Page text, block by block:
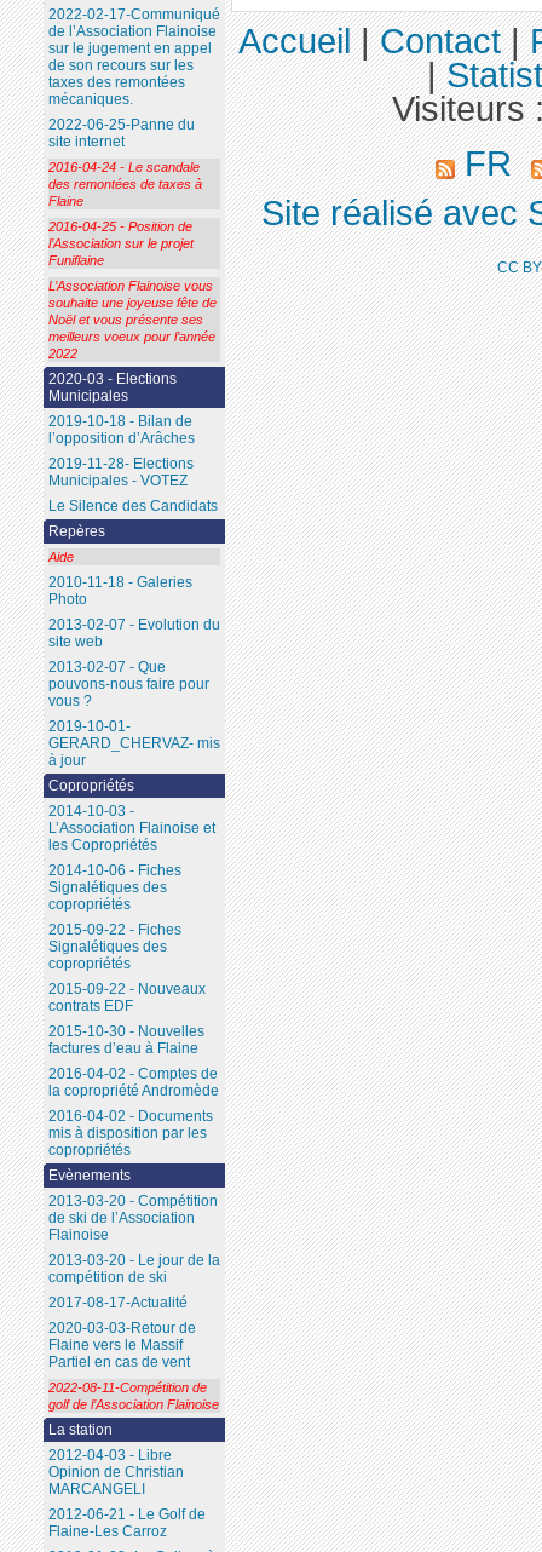
2022-02-17-Communiqué
de l’Association Flainoise
sur le jugement en appel
de son recours sur les
taxes des remontées
mécaniques.
2022-06-25-Panne du
site internet
2016-04-24 - Le scandale
des remontées de taxes à
Flaine
2016-04-25 - Position de
l’Association sur le projet
Funiflaine
L’Association Flainoise vous
souhaite une joyeuse fête de
Noël et vous présente ses
meilleurs voeux pour l’année
2022
2020-03 - Elections
Municipales
2019-10-18 - Bilan de
l’opposition d’Arâches
2019-11-28- Elections
Municipales - VOTEZ
Le Silence des Candidats
Repères
Aide
2010-11-18 - Galeries
Photo
2013-02-07 - Evolution du
site web
2013-02-07 - Que
pouvons-nous faire pour
vous ?
2019-10-01-
GERARD_CHERVAZ- mis
à jour
Copropriétés
2014-10-03 -
L’Association Flainoise et
les Copropriétés
2014-10-06 - Fiches
Signalétiques des
copropriétés
2015-09-22 - Fiches
Signalétiques des
copropriétés
2015-09-22 - Nouveaux
contrats EDF
2015-10-30 - Nouvelles
factures d’eau à Flaine
2016-04-02 - Comptes de
la copropriété Andromède
2016-04-02 - Documents
mis à disposition par les
copropriétés
Evènements
2013-03-20 - Compétition
de ski de l’Association
Flainoise
2013-03-20 - Le jour de la
compétition de ski
2017-08-17-Actualité
2020-03-03-Retour de
Flaine vers le Massif
Partiel en cas de vent
2022-08-11-Compétition de
golf de l’Association Flainoise
La station
2012-04-03 - Libre
Opinion de Christian
MARCANGELI
2012-06-21 - Le Golf de
Flaine-Les Carroz
Accueil|Contact|
|
Visiteurs
FR
Site réalisé avec
CC